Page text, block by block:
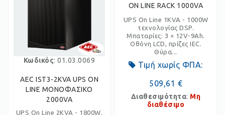
Κωδικός: 01.03.0069
AEC IST3-2KVA UPS ON
LINE ΜΟΝΟΦΑΣΙΚΟ
2000VA
UPS On Line 2KVA - 1800W.
ON LINE RACK 1000VA
UPS On Line 1KVA - 1000W
τεχνολογίας DSP.
Μπαταρίες: 3 × 12V-9Ah.
Οθόνη LCD, πρίζες IEC.
Θύρα...
Τιμή χωρίς ΦΠΑ:
509,61 €
Διαθεσιμότητα: Μη
διαθέσιμο